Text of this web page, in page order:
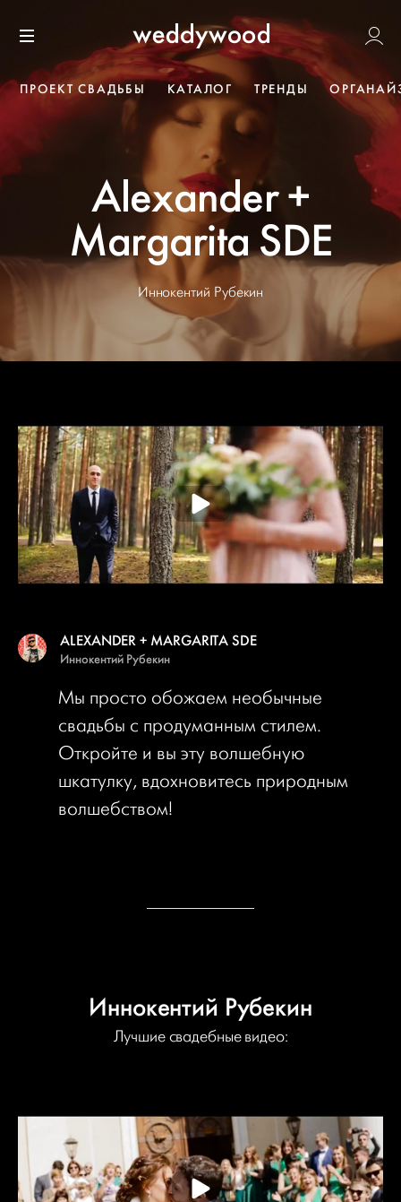
к содержанию
Меню
Weddywood
ПРОЕКТ СВАДЬБЫ КАТАЛОГ ТРЕНДЫ
Alexander +
Margarita SDE
Иннокентий Рубекин
ALEXANDER + MARGARITA SDE
Иннокентий Рубекин
Мы просто обожаем необычные
свадьбы с продуманным стилем.
Откройте и вы эту волшебную
шкатулку, вдохновитесь природным
волшебством!
Иннокентий Рубекин
Лучшие свадебные видео: